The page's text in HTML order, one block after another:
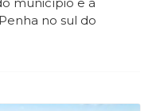
no sul do